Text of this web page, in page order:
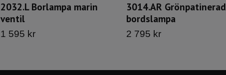
2032.L Borlampa marin
ventil
1 595 kr
3014.AR Grönpatinerad
bordslampa
2 795 kr